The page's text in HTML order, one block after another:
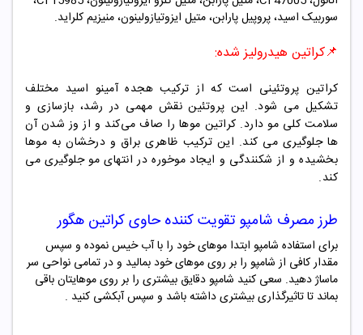
سوربیک اسید، پروپیل پارابن، متیل ایزوتیازولینون، منیزیم کلراید.
📌کراتین هیدرولیز شده:
کراتین پروتئینی است که از ترکیب هجده آمینو اسید مختلف
تشکیل می شود. این پروتئین نقش مهمی در رشد، بازسازی و
سلامت کلی مو دارد. کراتین موها را صاف می‌کند و از وز شدن آن
ها جلوگیری می کند. این ترکیب ظاهری براق و درخشان به موها
بخشیده و از شکنندگی و ایجاد موخوره در انتهای مو جلوگیری می
کند.
طرز مصرف شامپو تقویت کننده حاوی کراتین هگور
برای استفاده شامپو ابتدا موهای خود را با آب خیس نموده و سپس
مقدار کافی از شامپو را بر روی موهای خود بمالید و در تمامی نواحی سر
ماساژ دهید. سعی کنید شامپو دقایق بیشتری را بر روی موهایتان باقی
بماند تا تاثیرگذاری بیشتری داشته باشد و سپس آبکشی کنید .